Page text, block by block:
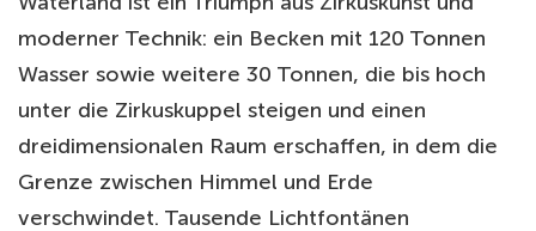
moderner Technik: ein Becken mit 120 Tonnen
Wasser sowie weitere 30 Tonnen, die bis hoch
unter die Zirkuskuppel steigen und einen
dreidimensionalen Raum erschaffen, in dem die
Grenze zwischen Himmel und Erde
verschwindet. Tausende Lichtfontänen